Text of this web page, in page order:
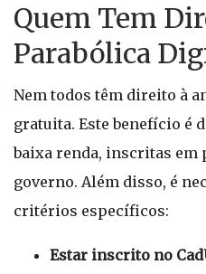
Quem Tem
Parabólica
Nem todos têm direito à
gratuita. Este benefício é
baixa renda, inscritas em
governo. Além disso, é
critérios específicos:
Estar inscrito no